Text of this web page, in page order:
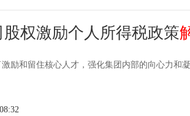
权激励个人所得税政策
励和留住核心人才，强化集团内部的向心力